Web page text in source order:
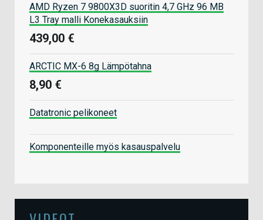
AMD Ryzen 7 9800X3D suoritin 4,7 GHz 96 MB
L3 Tray malli Konekasauksiin
439,00 €
ARCTIC MX-6 8g Lämpötahna
8,90 €
Datatronic pelikoneet
Komponenteille myös kasauspalvelu